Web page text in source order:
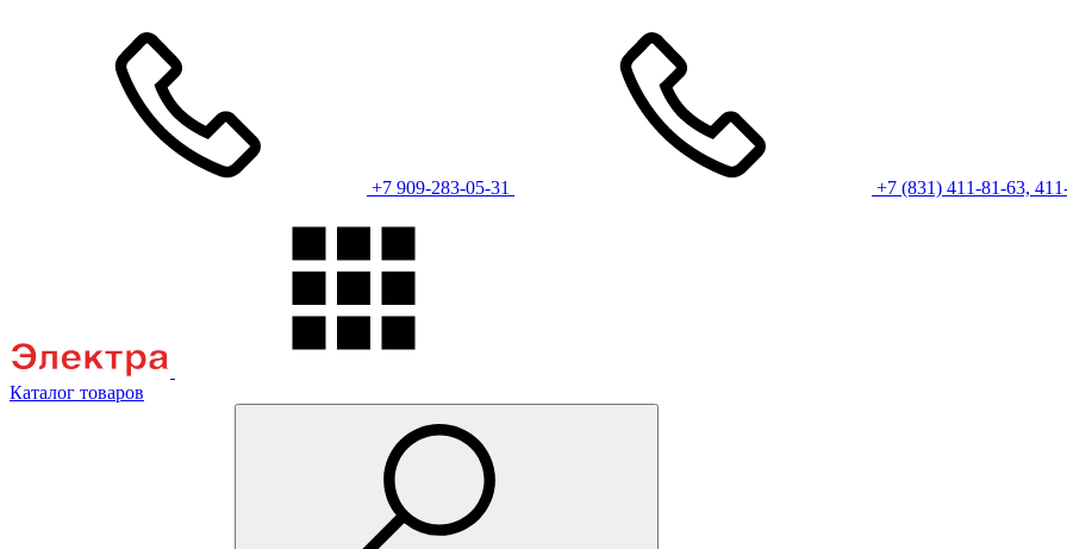
+7 909-283-05-31 +7 (831) 411-81-63,
Каталог товаров